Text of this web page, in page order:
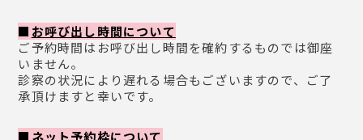
■ お呼び出し時間について
ご予約時間はお呼び出し時間を確約するものでは御座
いません。
診察の状況により遅れる場合もございますので、ご了
承頂けますと幸いです。
■ ネット予約枠について